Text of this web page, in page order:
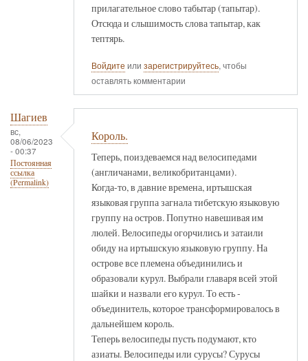
прилагательное слово табытар (тапытар).
Отсюда и слышимость слова тапытар, как
тептярь.
Войдите или зарегистрируйтесь, чтобы
оставлять комментарии
Шагиев
вс,
08/06/2023
- 00:37
Постоянная
ссылка
(Permalink)
Король.
Теперь, поиздеваемся над велосипедами
(англичанами, великобританцами).
Когда-то, в давние времена, иртышская
языковая группа загнала тибетскую языковую
группу на остров. Попутно навешивая им
люлей. Велосипеды огорчились и затаили
обиду на иртышскую языковую группу. На
острове все племена объединились и
образовали курул. Выбрали главаря всей этой
шайки и назвали его курул. То есть -
объединитель, которое трансформировалось в
дальнейшем король.
Теперь велосипеды пусть подумают, кто
азиаты. Велосипеды или сурусы? Сурусы